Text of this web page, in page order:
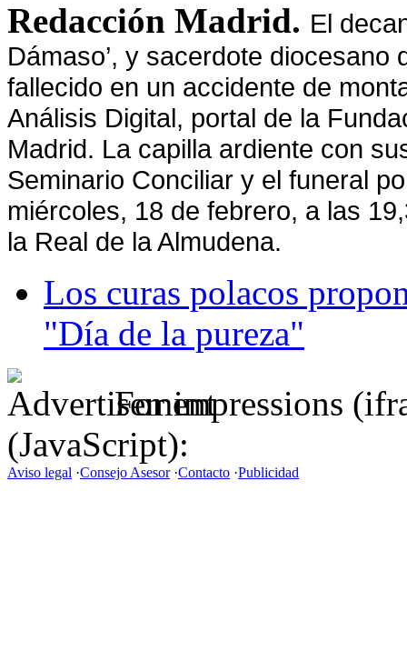
Redacción Madrid. El
Dámaso’, y sacerdote
fallecido en un accidente de
Análisis Digital, portal de la
Madrid. La capilla ardiente con
Seminario Conciliar y el funeral
miércoles, 18 de febrero, a las
la Real de la Almudena.
Los curas polacos
"Día de la pureza"
For impressions
(JavaScript):
Aviso legal ·Consejo Asesor·Contacto ·Publicidad